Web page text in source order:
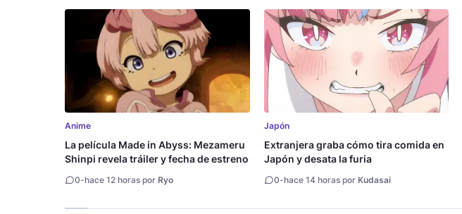
Anime
La película Made in Abyss: Mezameru
Shinpi revela tráiler y fecha de estreno
0-hace 12 horas por Ryo
Japón
Extranjera graba cómo tira comida en
Japón y desata la furia
0-hace 14 horas por Kudasai